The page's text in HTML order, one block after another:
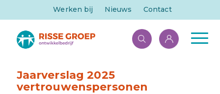
Werken bij Nieuws Contact
Jaarverslag 2025
vertrouwenspersonen